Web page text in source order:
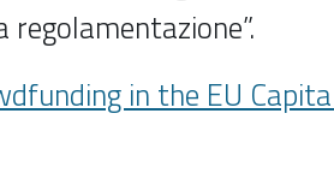
in the EU